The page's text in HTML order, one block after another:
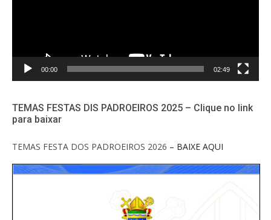
00:00 02:49
TEMAS FESTAS DIS PADROEIROS 2025 – Clique no link
para baixar
TEMAS FESTA DOS PADROEIROS 2026 – BAIXE AQUI